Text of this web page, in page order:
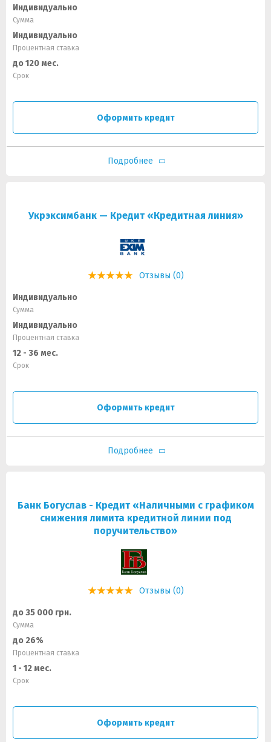
Индивидуально
Сумма
Индивидуально
Процентная ставка
до 120 мес.
Срок
Оформить кредит
Подробнее
Укрэксимбанк — Кредит «Кредитная линия»
Отзывы (0)
Индивидуально
Сумма
Индивидуально
Процентная ставка
12 - 36 мес.
Срок
Оформить кредит
Подробнее
Банк Богуслав - Кредит «Наличными с графиком
снижения лимита кредитной линии под
поручительство»
Отзывы (0)
до 35 000 грн.
Сумма
до 26%
Процентная ставка
1 - 12 мес.
Срок
Оформить кредит